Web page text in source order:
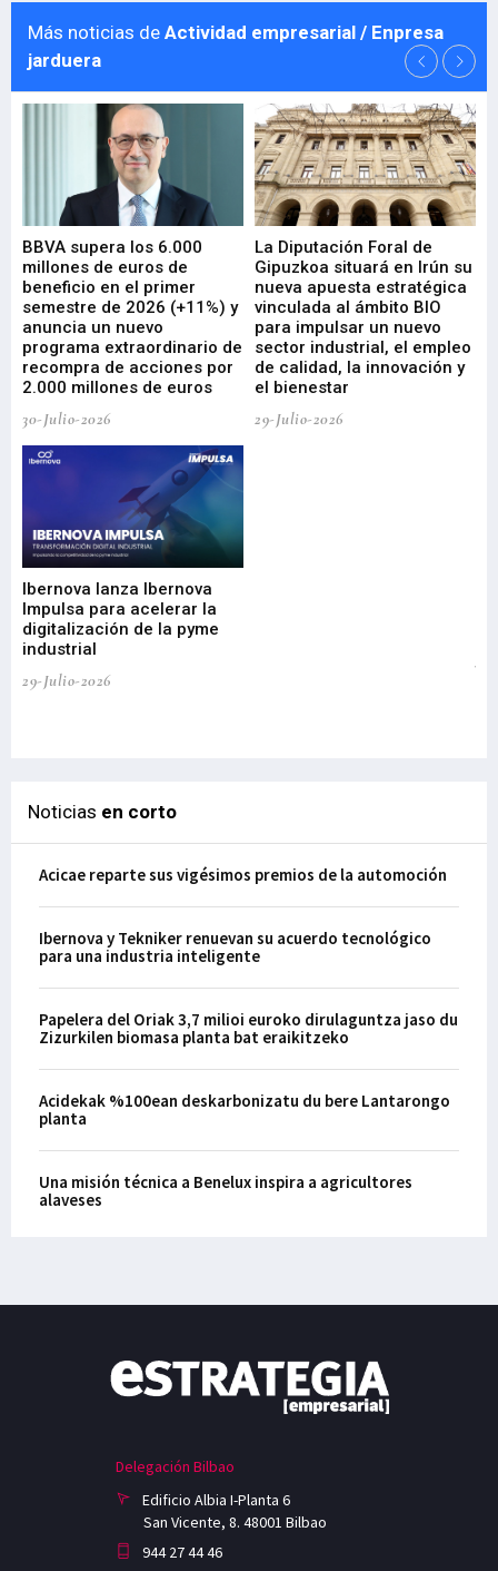
Más noticias de Actividad empresarial / Enpresa
jarduera
BBVA supera los 6.000
millones de euros de
beneficio en el primer
semestre de 2026 (+11%) y
anuncia un nuevo
programa extraordinario de
recompra de acciones por
2.000 millones de euros
30-Julio-2026
La Diputación Foral de
Gipuzkoa situará en Irún su
nueva apuesta estratégica
vinculada al ámbito BIO
para impulsar un nuevo
sector industrial, el empleo
de calidad, la innovación y
el bienestar
29-Julio-2026
Ibernova lanza Ibernova
Impulsa para acelerar la
digitalización de la pyme
industrial
29-Julio-2026
Noticias en corto
Acicae reparte sus vigésimos premios de la automoción
Ibernova y Tekniker renuevan su acuerdo tecnológico
para una industria inteligente
Papelera del Oriak 3,7 milioi euroko dirulaguntza jaso du
Zizurkilen biomasa planta bat eraikitzeko
Acidekak %100ean deskarbonizatu du bere Lantarongo
planta
Una misión técnica a Benelux inspira a agricultores
alaveses
Delegación Bilbao
Edificio Albia I-Planta 6
San Vicente, 8. 48001 Bilbao
944 27 44 46